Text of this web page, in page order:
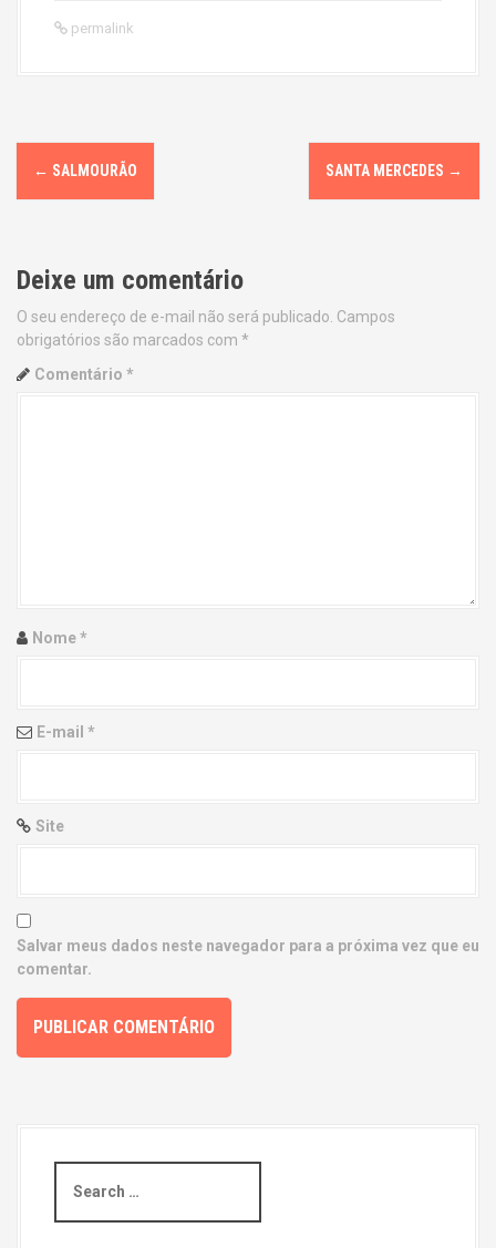
permalink
P
o
t
n
a
i
n
← SALMOURÃO SANTA MERCEDES →
Deixe um comentário
O seu endereço de e-mail não será publicado. Campos
obrigatórios são marcados com *
Comentário *
Nome*
E-mail *
Site
Salvar meus dados neste navegador para a próxima vez que eu
comentar.
a